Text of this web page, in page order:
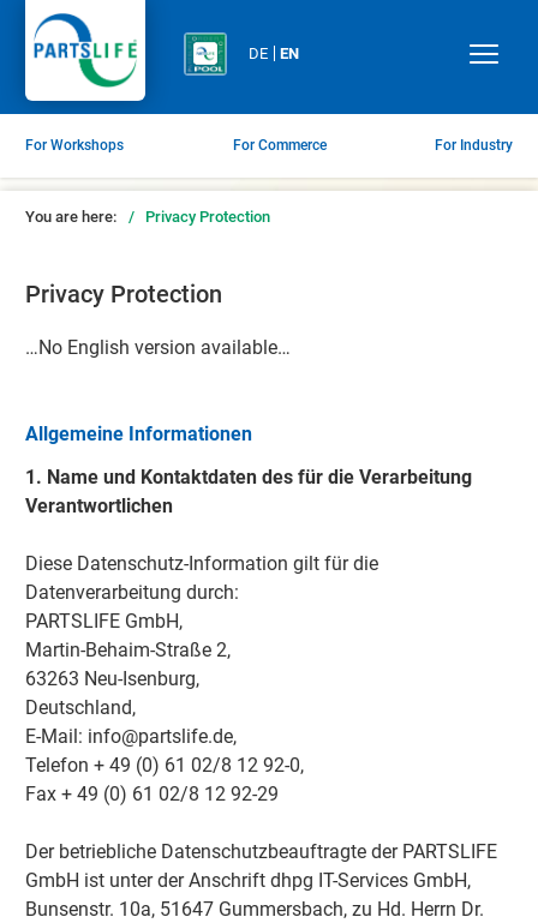
DE EN
For Workshops For Commerce For Industry
You are here: / Privacy Protection
Privacy Protection
…No English version available…
Allgemeine Informationen
1. Name und Kontaktdaten des für die Verarbeitung
Verantwortlichen
Diese Datenschutz-Information gilt für die
Datenverarbeitung durch:
PARTSLIFE GmbH,
Martin-Behaim-Straße 2,
63263 Neu-Isenburg,
Deutschland,
E-Mail: info@partslife.de,
Telefon + 49 (0) 61 02/8 12 92-0,
Fax + 49 (0) 61 02/8 12 92-29
Der betriebliche Datenschutzbeauftragte der PARTSLIFE
GmbH ist unter der Anschrift dhpg IT-Services GmbH,
Bunsenstr. 10a, 51647 Gummersbach, zu Hd. Herrn Dr.